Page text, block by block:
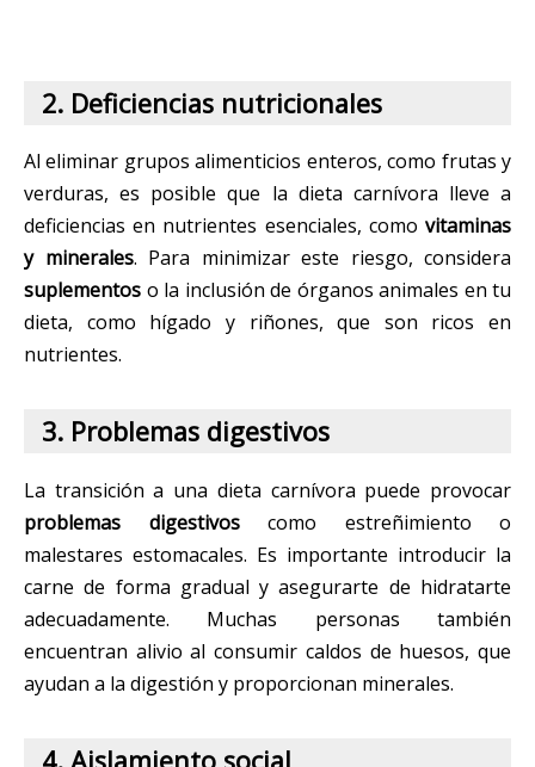
2. Deficiencias nutricionales
Al eliminar grupos alimenticios enteros, como frutas y
verduras, es posible que la dieta carnívora lleve a
deficiencias en nutrientes esenciales, como vitaminas
y minerales. Para minimizar este riesgo, considera
suplementos o la inclusión de órganos animales en tu
dieta, como hígado y riñones, que son ricos en
nutrientes.
3. Problemas digestivos
La transición a una dieta carnívora puede provocar
problemas digestivoscomo estreñimiento o
malestares estomacales. Es importante introducir la
carne de forma gradual y asegurarte de hidratarte
adecuadamente. Muchas personas también
encuentran alivio al consumir caldos de huesos, que
ayudan a la digestión y proporcionan minerales.